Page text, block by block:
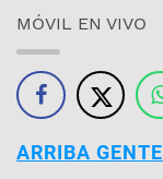
MÓVIL EN VIVO
ARRIBA GENTE